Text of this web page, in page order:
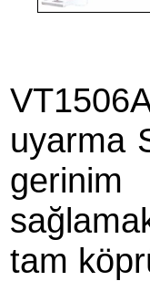
uyarma
tam